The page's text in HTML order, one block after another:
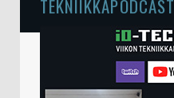
TEKNIIKKAPODCAST